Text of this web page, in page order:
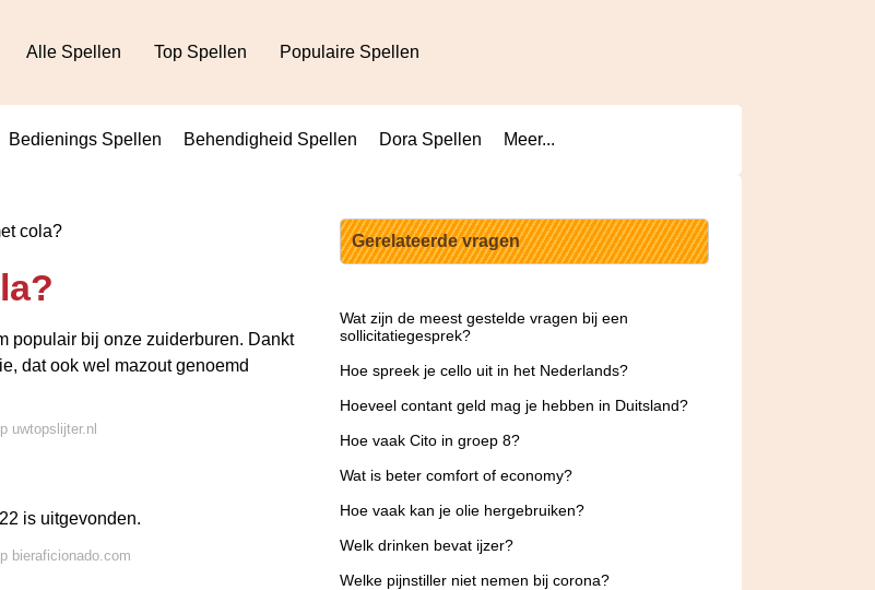
Alle Spellen Top Spellen Populaire Spellen
Bedienings Spellen Behendigheid Spellen Dora Spellen Meer...
cola?
populair bij onze zuiderburen. Dankt
dat ook wel mazout genoemd
uwtopslijter.nl
is uitgevonden.
bieraficionado.com
Gerelateerde vragen
Wat zijn de meest gestelde vragen bij een
sollicitatiegesprek?
Hoe spreek je cello uit in het Nederlands?
Hoeveel contant geld mag je hebben in Duitsland?
Hoe vaak Cito in groep 8?
Wat is beter comfort of economy?
Hoe vaak kan je olie hergebruiken?
Welk drinken bevat ijzer?
Welke pijnstiller niet nemen bij corona?